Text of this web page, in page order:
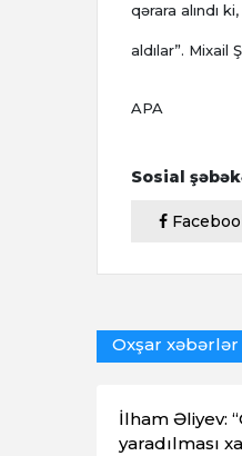
qərara alındı
aldılar”. Mixail
APA
Sosial
Oxşar xəbərlər
İlham Əliyev:
yaradılması